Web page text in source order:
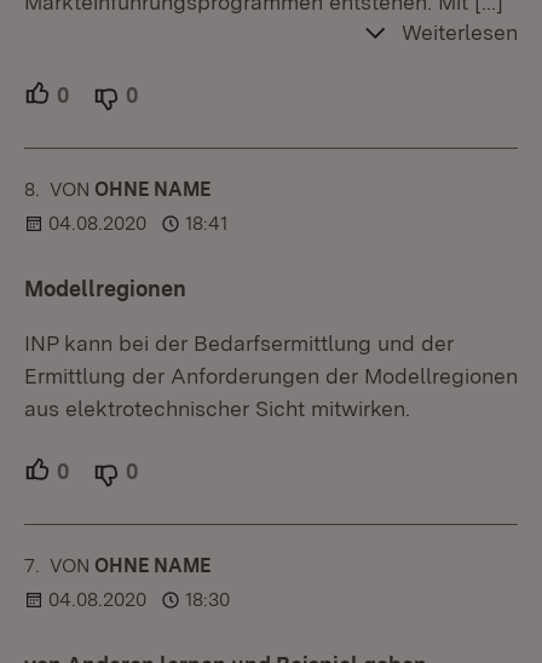
Weiterlesen
0 Unterstützer.
0
8. KOMMENTAR
VON :OHNE NAME
04.08.2020
18:41
Modellregionen
INP kann bei der Bedarfsermittlung und der
Ermittlung der Anforderungen der Modellregionen
aus elektrotechnischer Sicht mitwirken.
0 Unterstützer.
0
7. KOMMENTAR
VON :OHNE NAME
04.08.2020
18:30